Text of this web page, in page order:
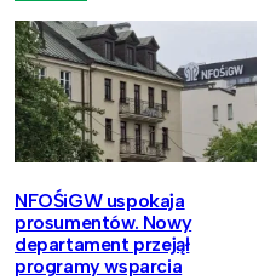
NFOŚiGW uspokaja
prosumentów. Nowy
departament przejął
programy wsparcia